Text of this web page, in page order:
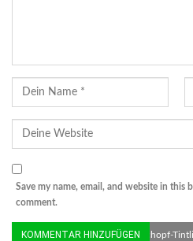
© Gerhard Schuster/DGfM | Schopf-
Save my name, email, and website in this
comment.